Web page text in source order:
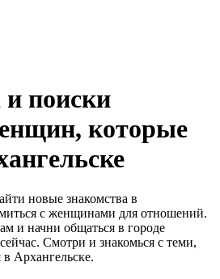
и поиски
которые
новые знакомства в
с женщинами для отношений.
и начни общаться в городе
Смотри и знакомься с теми,
в Архангельске.